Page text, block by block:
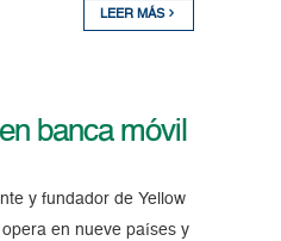
LEER MÁS
banca móvil
y fundador de Yellow
en nueve países y